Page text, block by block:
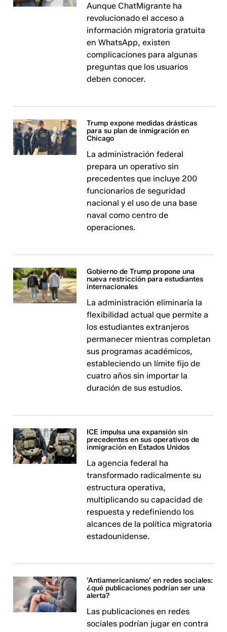
Aunque ChatMigrante ha
revolucionado el acceso a
información migratoria gratuita
en WhatsApp, existen
complicaciones para algunas
preguntas que los usuarios
deben conocer.
Trump expone medidas drásticas
para su plan de inmigración en
Chicago
La administración federal
prepara un operativo sin
precedentes que incluye 200
funcionarios de seguridad
nacional y el uso de una base
naval como centro de
operaciones.
Gobierno de Trump propone una
nueva restricción para estudiantes
internacionales
La administración eliminaría la
flexibilidad actual que permite a
los estudiantes extranjeros
permanecer mientras completan
sus programas académicos,
estableciendo un límite fijo de
cuatro años sin importar la
duración de sus estudios.
ICE impulsa una expansión sin
precedentes en sus operativos de
inmigración en Estados Unidos
La agencia federal ha
transformado radicalmente su
estructura operativa,
multiplicando su capacidad de
respuesta y redefiniendo los
alcances de la política migratoria
estadounidense.
‘Antiamericanismo’ en redes sociales:
¿qué publicaciones podrían ser una
alerta?
Las publicaciones en redes
sociales podrían jugar en contra